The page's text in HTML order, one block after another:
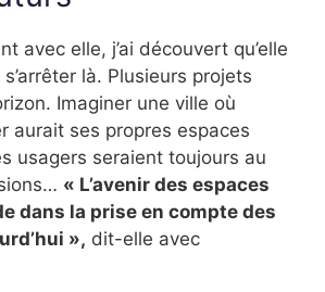
avec elle, j’ai découvert qu’elle
là. Plusieurs projets
Imaginer une ville où
aurait ses propres espaces
usagers seraient toujours au
« L’avenir des espaces
dans la prise en compte des
», dit-elle avec